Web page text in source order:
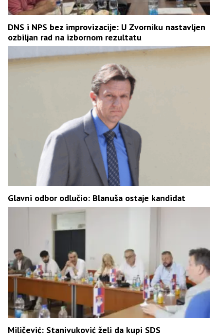
DNS i NPS bez improvizacije: U Zvorniku nastavljen
ozbiljan rad na izbornom rezultatu
Glavni odbor odlučio: Blanuša ostaje kandidat
Miličević: Stanivuković želi da kupi SDS